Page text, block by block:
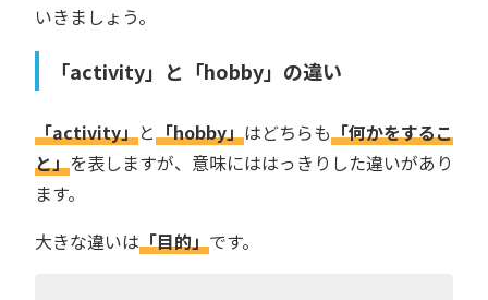
いきましょう。
「activity」と「hobby」の違い
「activity」と「hobby」はどちらも「何かをするこ
と」を表しますが、意味にははっきりした違いがあり
ます。
大きな違いは「目的」です。